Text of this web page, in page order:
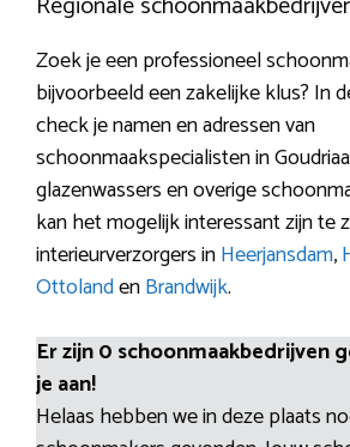
Zoek je een professioneel
bijvoorbeeld een zakelijke klus? In
check je namen en adressen van
schoonmaakspecialisten in
glazenwassers en overige
kan het mogelijk interessant zijn te
interieurverzorgers inHeerjansdam,
OttolandenBrandwijk.
Er zijn 0 schoonmaakbedrijven
je aan!
Helaas hebben we in deze plaats